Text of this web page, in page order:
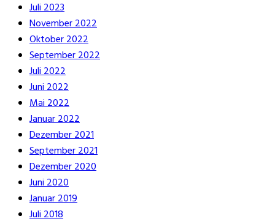
Juli 2023
November 2022
Oktober 2022
September 2022
Juli 2022
Juni 2022
Mai 2022
Januar 2022
Dezember 2021
September 2021
Dezember 2020
Juni 2020
Januar 2019
Juli 2018